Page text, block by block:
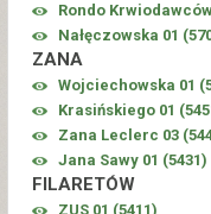
Rondo
Nałęczowska 01 (
ZANA
Wojciechowska 01 (
Krasińskiego 01 (
Zana Leclerc 03 (
Jana Sawy 01 (5431)
FILARETÓW
ZUS 01 (5411)